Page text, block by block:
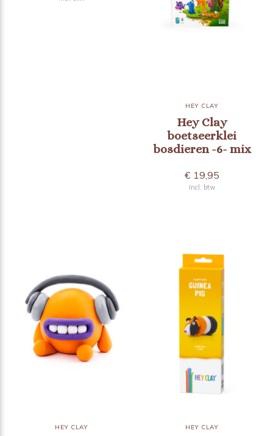
HEY CLAY
Hey Clay
boetseerklei
bosdieren -6- mix
€ 19,95
Incl. btw
HEY CLAY HEY CLAY